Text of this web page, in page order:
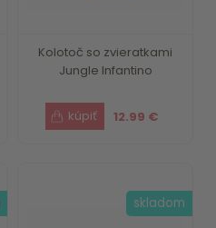
Kolotoč so zvieratkami
Jungle Infantino
12.99 €
skladom